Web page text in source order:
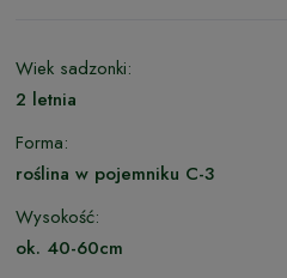
Wiek sadzonki:
2 letnia
Forma:
roślina w pojemniku C-3
Wysokość:
ok. 40-60cm